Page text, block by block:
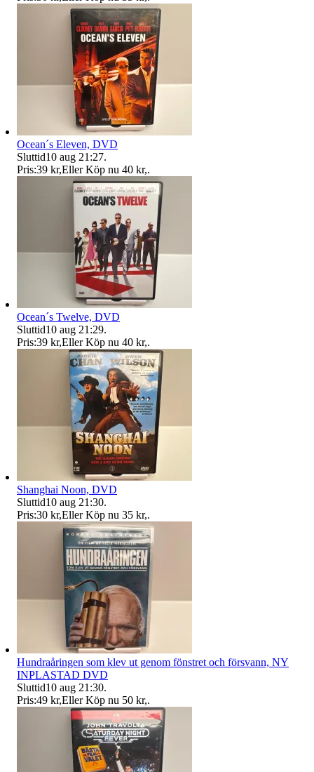
Ocean´s Eleven, DVD
Sluttid10 aug 21:27.
Pris:39 kr,Eller Köp nu 40 kr,.
Ocean´s Twelve, DVD
Sluttid10 aug 21:29.
Pris:39 kr,Eller Köp nu 40 kr,.
Shanghai Noon, DVD
Sluttid10 aug 21:30.
Pris:30 kr,Eller Köp nu 35 kr,.
Hundraåringen som klev ut genom fönstret och försvann, NY
INPLASTAD DVD
Sluttid10 aug 21:30.
Pris:49 kr,Eller Köp nu 50 kr,.